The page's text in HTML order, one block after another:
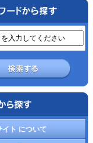
イト について